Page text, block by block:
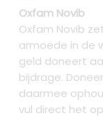
Oxfam Novib
Oxfam Novib
armoede in de
geld doneert
bijdrage.
daarmee
vul direct het